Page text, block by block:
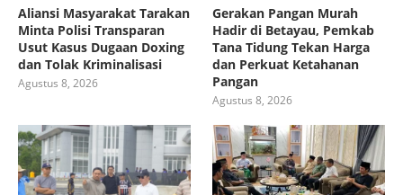
Aliansi Masyarakat Tarakan
Minta Polisi Transparan
Usut Kasus Dugaan Doxing
dan Tolak Kriminalisasi
Agustus 8, 2026
Gerakan Pangan Murah
Hadir di Betayau, Pemkab
Tana Tidung Tekan Harga
dan Perkuat Ketahanan
Pangan
Agustus 8, 2026